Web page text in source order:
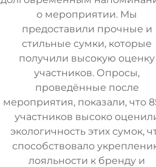
о мероприятии. Мы
предоставили прочные и
стильные сумки, которые
получили высокую оценку
участников. Опросы,
проведённые после
мероприятия, показали, что
участников высоко
экологичность этих сумок,
способствовало
лояльности к бренду и